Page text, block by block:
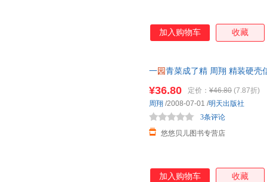
加入购物车 收藏
一园 青菜成了精 周翔 精装硬壳
¥36.80 定价： ¥46.80 (7.87折)
悠悠贝儿图书专营店
3条评论
周翔 /2008-07-01 /明天出版社
加入购物车 收藏